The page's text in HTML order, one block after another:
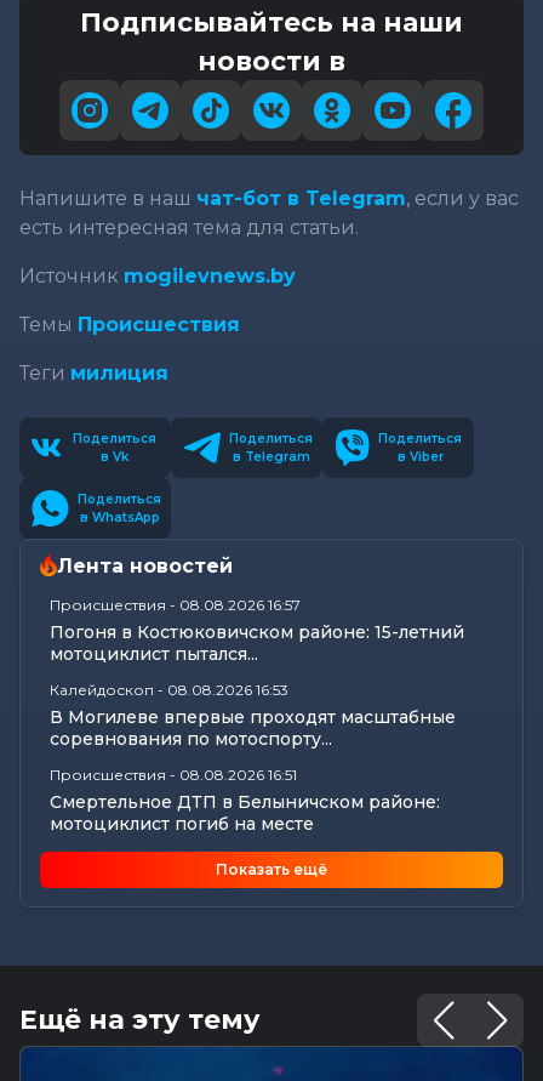
Подписывайтесь на наши
новости в
Напишите в наш чат-бот в Telegram, если у вас
есть интересная тема для статьи.
Источник mogilevnews.by
Темы Происшествия
Теги милиция
Поделиться
в Vk
Поделиться
в Telegram
Поделиться
в Viber
Поделиться
в WhatsApp
Лента новостей
Происшествия - 08.08.2026 16:57
Погоня в Костюковичском районе: 15-летний
мотоциклист пытался...
Калейдоскоп - 08.08.2026 16:53
В Могилеве впервые проходят масштабные
соревнования по мотоспорту...
Происшествия - 08.08.2026 16:51
Смертельное ДТП в Белыничском районе:
мотоциклист погиб на месте
Погода 9 августа в Могилевской области: без
осадков и комфортные...
Готовим вкусно | медальоны из говядины, салат
Калейдоскоп -08.08.2026 06:30
Показать ещё
Ещё на эту тему